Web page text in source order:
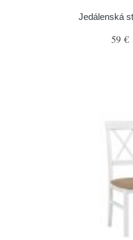
Jedálenská
59 €